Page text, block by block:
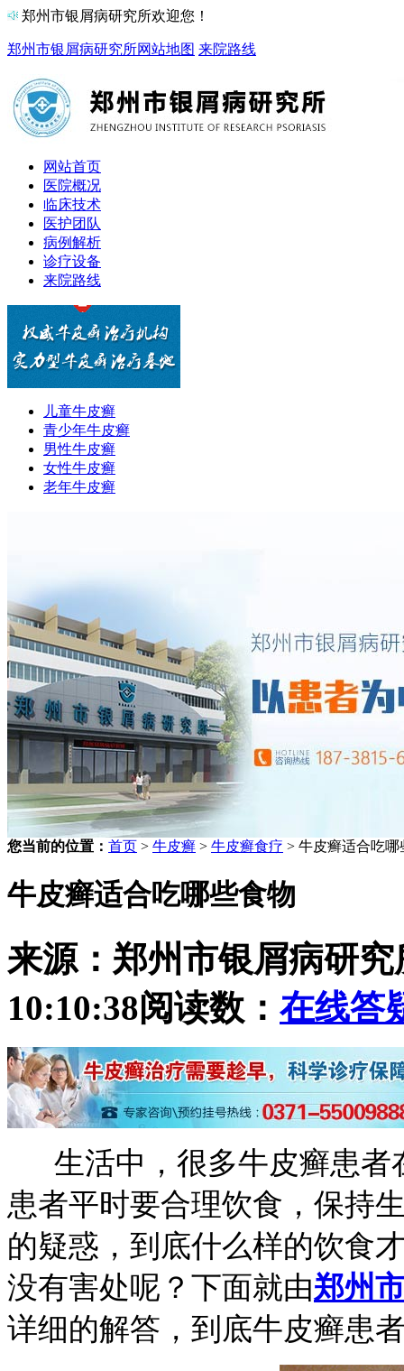
郑州市银屑病研究所欢迎您！
郑州市银屑病研究所网站地图 来院路线
网站首页
医院概况
临床技术
医护团队
病例解析
诊疗设备
来院路线
儿童牛皮癣
青少年牛皮癣
男性牛皮癣
女性牛皮癣
老年牛皮癣
您当前的位置： 首页 > 牛皮癣 > 牛皮癣食疗 > 牛皮癣适合吃哪
牛皮癣适合吃哪些食物
来源：郑州市银屑病研究
10:10:38阅读数： 在线答
生活中，很多牛皮癣患者
患者平时要合理饮食，保持
的疑惑，到底什么样的饮食
没有害处呢？下面就由郑州
详细的解答，到底牛皮癣患